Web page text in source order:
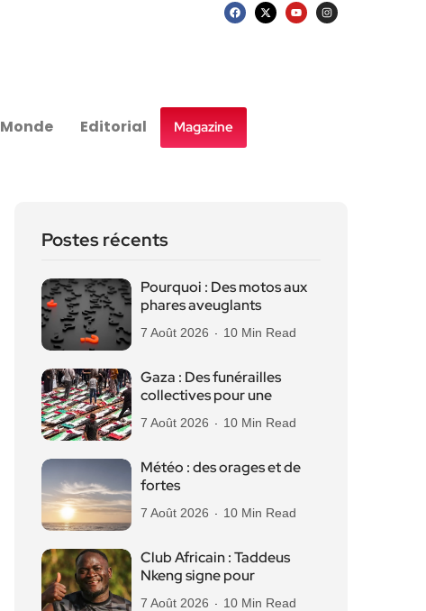
Monde Editorial Magazine
Postes récents
Pourquoi : Des motos aux
phares aveuglants
7 Août 2026 10 Min Read
Gaza : Des funérailles
collectives pour une
7 Août 2026 10 Min Read
Météo : des orages et de
fortes
7 Août 2026 10 Min Read
Club Africain : Taddeus
Nkeng signe pour
7 Août 2026 10 Min Read